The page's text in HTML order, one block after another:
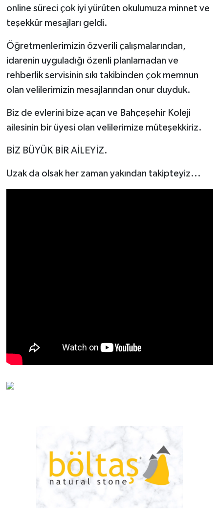
online süreci çok iyi yürüten okulumuza minnet ve
teşekkür mesajları geldi.
Öğretmenlerimizin özverili çalışmalarından,
idarenin uyguladığı özenli planlamadan ve
rehberlik servisinin sıkı takibinden çok memnun
olan velilerimizin mesajlarından onur duyduk.
Biz de evlerini bize açan ve Bahçeşehir Koleji
ailesinin bir üyesi olan velilerimize müteşekkiriz.
BİZ BÜYÜK BİR AİLEYİZ.
Uzak da olsak her zaman yakından takipteyiz...